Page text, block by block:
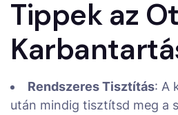
Tippek az
Rendszeres Tisztítás: A
után mindig tisztítsd meg a